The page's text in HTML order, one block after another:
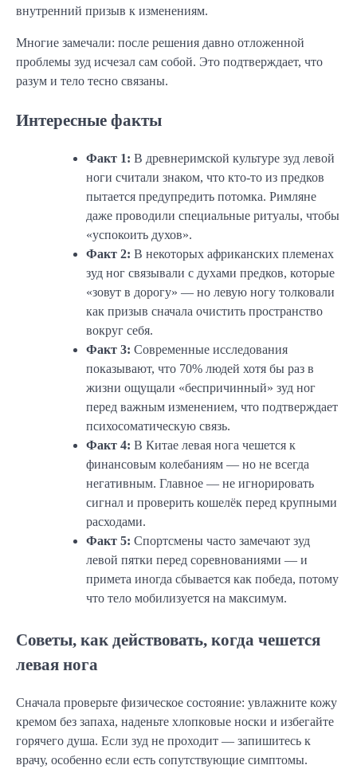
внутренний призыв к изменениям.
Многие замечали: после решения давно отложенной
проблемы зуд исчезал сам собой. Это подтверждает, что
разум и тело тесно связаны.
Интересные факты
Факт 1: В древнеримской культуре зуд левой
ноги считали знаком, что кто-то из предков
пытается предупредить потомка. Римляне
даже проводили специальные ритуалы, чтобы
«успокоить духов».
Факт 2: В некоторых африканских племенах
зуд ног связывали с духами предков, которые
«зовут в дорогу» — но левую ногу толковали
как призыв сначала очистить пространство
вокруг себя.
Факт 3: Современные исследования
показывают, что 70% людей хотя бы раз в
жизни ощущали «беспричинный» зуд ног
перед важным изменением, что подтверждает
психосоматическую связь.
Факт 4: В Китае левая нога чешется к
финансовым колебаниям — но не всегда
негативным. Главное — не игнорировать
сигнал и проверить кошелёк перед крупными
расходами.
Факт 5: Спортсмены часто замечают зуд
левой пятки перед соревнованиями — и
примета иногда сбывается как победа, потому
что тело мобилизуется на максимум.
Советы, как действовать, когда чешется
левая нога
Сначала проверьте физическое состояние: увлажните кожу
кремом без запаха, наденьте хлопковые носки и избегайте
горячего душа. Если зуд не проходит — запишитесь к
врачу, особенно если есть сопутствующие симптомы.